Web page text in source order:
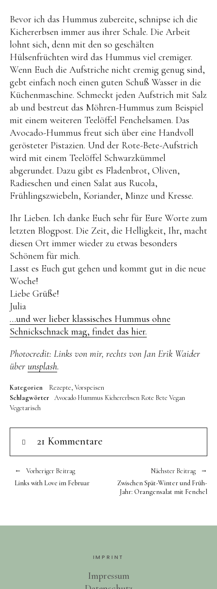
Bevor ich das Hummus zubereite, schnipse ich die
Kichererbsen immer aus ihrer Schale. Die Arbeit
lohnt sich, denn mit den so geschälten
Hülsenfrüchten wird das Hummus viel cremiger.
Wenn Euch die Aufstriche nicht cremig genug sind,
gebt einfach noch einen guten Schuß Wasser in die
Küchenmaschine. Schmeckt jeden Aufstrich mit Salz
ab und bestreut das Möhren-Hummus zum Beispiel
mit einem weiteren Teelöffel Fenchelsamen. Das
Avocado-Hummus freut sich über eine Handvoll
gerösteter Pistazien. Und der Rote-Bete-Aufstrich
wird mit einem Teelöffel Schwarzkümmel
abgerundet. Dazu gibt es Fladenbrot, Oliven,
Radieschen und einen Salat aus Rucola,
Frühlingszwiebeln, Koriander, Minze und Kresse.
Ihr Lieben. Ich danke Euch sehr für Eure Worte zum
letzten Blogpost. Die Zeit, die Helligkeit, Ihr, macht
diesen Ort immer wieder zu etwas besonders
Schönem für mich.
Lasst es Euch gut gehen und kommt gut in die neue
Woche!
Liebe Grüße!
Julia
…und wer lieber klassisches Hummus ohne
Schnickschnack mag, findet das hier.
Photocredit: Links von mir, rechts von Jan Erik Waider
über unsplash.
Kategorien Rezepte Vorspeisen
Schlagwörter
Avocado Hummus Kichererbsen Rote Bete Vegan
Vegetarisch
21 Kommentare
Vorheriger Beitrag
Links with Love im Februar
Nächster Beitrag
Zwischen Spät-Winter und Früh-
Jahr: Orangensalat mit Fenchel
IMPRINT
Impressum